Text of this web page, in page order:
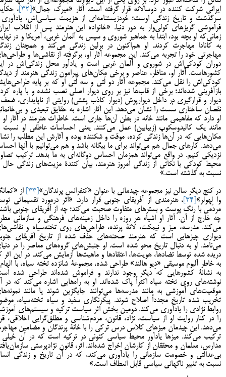
ایرانی شرکت کننده در دوسالانه قرار گرفته است. آثار «میرک جمال»
،
سرگذشت و تاریخ زندگی اوست؛ خودزیستنامه‌ای از هزیمت سیاسی‌اش،
فراموشی گریزهای کولی‌وار به دور دنیا. «خانواده این هنرمند پس از انقلاب
زمانی‌که او بچه بود، ابتدا به جماهیر شوروی و سپس به آلمان غربی، آمریکا و در
به کانادا مهاجرت کردند. او هم‌اکنون در برلین زندگی می‌کند و همچنان
مهاجرتی خود را تجربه می‌کند. این مجموعه آثار او، برگرفته از نقاشی‌ها و
دوران کودکی‌اش در شوروی و آلمان غربی است و یادآور محل زندگی‌اش در
کشورهاست. آثار او، مناظر، عناصر و برخی مکان‌های پیرامون زندگی هنرمند از
کودکی‌اش را نقل می‌کند. مجموعه آثار دو لَتی و سه لَتی او که بر پایه
بازآفرینی شده‌‌اند؛ برخی از قاب‌ها نیز بر روی دیوار اصلی نصب نشده و با پاره
دیوار و قرارگیری در داخل دیوارپوش (دیوار کاذب پشتی) روایتی از ناپایداری،
نقصان ساختاری سُست را نشان می‌دهد. این آثار اشاره به حقایق تبعیدی و
او دارد که مفاهیمی مانند خانه در بطن آن‌ها جاری است. خاطرات هنرمند در آثار او
مانند یک کالیدوسکوپ (زیبابین) عمل می‌کنند. یعنی احساسات عاطفی او نسبت
مکان‌هایی که در آن‌ها زندگی کرده، موقت و شکننده بوده‌ و آثارش این مطلب را
می‌دهد. کارهای جمال هم می‌تواند برای ما بیگانه باشد و هم می‌توانیم با آنها
نزدیکی کنیم. در واقع می‌تواند همزمان احساس دوگانه‌ای به ما بدهد. ترکیب
محیط کودکی با نکاتی از زندگی امروز هنرمند، بیان کنندۀ مزیت‌های زندگی حال
نسبت به گذشته است.»
در کنج دیگر سالن نیز مجموعه چیدمانی با عنوان «کنفرانس پرندگان»
از
وا لِهولر»
، هنرمندی از آفریقای جنوبی قرار دارد. «اثر درمورد تقسیماتی
مردمی با رنگ پوست و بسترهای متفاوت صحبت می‌کند؛ چه از آفریقای جنوبی
چه خارج از آن. آثار او اشیاء هر روزه را داخل زمینه‌های فرهنگی و سازمانی
می‌کند. مدرسه، میز و نیمکت، لانۀ پرنده، طراحی‌های روی تخته‌سیاه و
دیواری چیزهایی است که هنرمند صحنه‌های حذف شده از تاریخ آفریقای
می‌نامد. او به دنبال تاریخ محو شده است. او جنبش‌های گروه‌های معاصر را در
دریده شده توسط تضادها، هویت‌ها، اعتقادها و ماهیت‌ها آزمایش ‌می‌کند. در این اثر
به خاطر آلبوم موسیقی «دِیو هالند» طراحی شده، مجموعۀ شانزده تخته سیاه، با
به نشانۀ کشورهایی که دیگر وجود ندارند و فراموش شده‌اند طراحی شده
نوشته‌های روی تخته سیاه اکثراً پاک شده‌اند. او به راه‌هایی اشاره می‌کند که در
موقعیت‌های آموزشی به مانند مدرسه‌ها می‌توانند جایگزین شوند یا مانند
تخریب شده تاریخ مجدداً اصلاح شوند. پیکرنگاری سفید و سیاه تخته‌سیاه،
روابط نژادی را یادآوری می‌کند. دومین بخش اثر سیاست ترکیه و سیستم‌های
را در کنار روایت او از سیاست، نژاد، قانون، مردم‌شناسی و مطلق‌گرایی اخلاقی،
می‌دهد. این چیدمان میزهای کلاس درس ترکی را با خانۀ پرندگان و مضامین
ترکیب می‌کند. میزها یادآور محیط سیاسی کنونی در ترکیه است که در آن خیلی
مدارس، معلمان و محققان از کارشان اخراج شده‌اند. اثر، قانون نژادپرستی
بی‌عدالتی و خصومت سازمانی را یادآوری می‌کند، که در آن تاریخ و زندگی
نسبت به تغییر ناگهانی سیاسی قابل انعطاف است.»